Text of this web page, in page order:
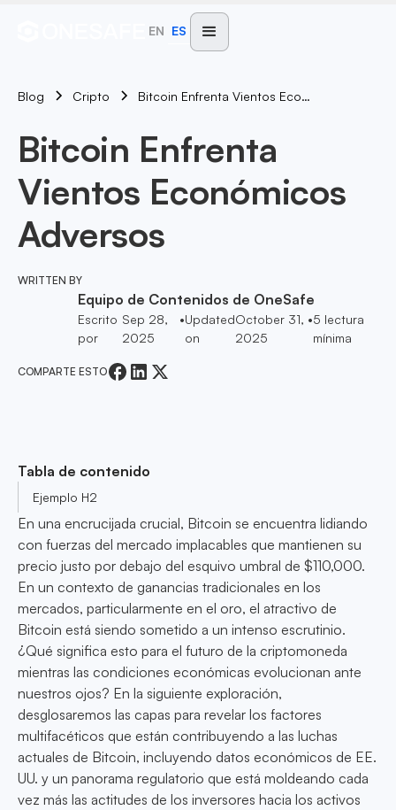
EN ES
Blog Cripto Bitcoin Enfrenta Vientos Económicos Adversos
Bitcoin Enfrenta
Vientos Económicos
Adversos
WRITTEN BY
Equipo de Contenidos de OneSafe
Escrito
por
Sep 28,
2025
•Updated
on
October 31,
2025
•5 lectura
mínima
COMPARTE ESTO
Tabla de contenido
Ejemplo H2
En una encrucijada crucial, Bitcoin se encuentra lidiando
con fuerzas del mercado implacables que mantienen su
precio justo por debajo del esquivo umbral de $110,000.
En un contexto de ganancias tradicionales en los
mercados, particularmente en el oro, el atractivo de
Bitcoin está siendo sometido a un intenso escrutinio.
¿Qué significa esto para el futuro de la criptomoneda
mientras las condiciones económicas evolucionan ante
nuestros ojos? En la siguiente exploración,
desglosaremos las capas para revelar los factores
multifacéticos que están contribuyendo a las luchas
actuales de Bitcoin, incluyendo datos económicos de EE.
UU. y un panorama regulatorio que está moldeando cada
vez más las actitudes de los inversores hacia los activos